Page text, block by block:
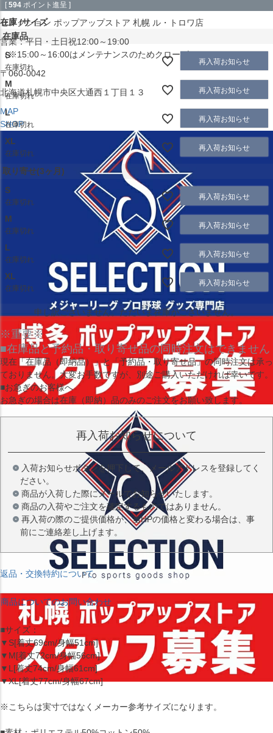
セレクション ポップアップストア 札幌 ル・トロワ店
営業：平日・土日祝12:00～19:00
（※15:00～16:00はメンテナンスのためクローズ）
〒060-0042
北海道札幌市中央区大通西１丁目１３
MAP
SHOP
[ 594 ポイント進呈 ]
在庫 サイズ
在庫品
S
在庫切れ
再入荷お知らせ
M
在庫切れ
再入荷お知らせ
L
在庫切れ
再入荷お知らせ
XL
在庫切れ
再入荷お知らせ
取り寄せ(3ヶ月)
S
在庫切れ
再入荷お知らせ
M
在庫切れ
再入荷お知らせ
L
在庫切れ
再入荷お知らせ
XL
在庫切れ
再入荷お知らせ
申し訳ございません。ただいま在庫がございません。
※重要※
■在庫品と予約品・取り寄せ品の同時注文はできません
現在 「在庫品（即納品）」と 「予約品・取り寄せ品」の同時注文は承っ
ておりません。大変お手数ですが、別途ご購入いただければ幸いです。
■お急ぎのお客様へ
お急ぎの場合は在庫（即納）品のみのご注文をお願い致します。
再入荷お知らせについて
入荷お知らせボタンを押下して、メールアドレスを登録してく
ださい。
商品が入荷した際にメールでお知らせいたします。
商品の入荷やご注文を確定するものではありません。
再入荷の際のご提供価格が、当HPの価格と変わる場合は、事
前にご連絡差し上げます。
返品・交換特約について
商品についてのお問い合わせ
■サイズ：
▼S[着丈69cm/身幅51cm]
▼M[着丈72cm/身幅56cm]
▼L[着丈74cm/身幅61cm]
▼XL[着丈77cm/身幅67cm]
※こちらは実寸ではなくメーカー参考サイズになります。